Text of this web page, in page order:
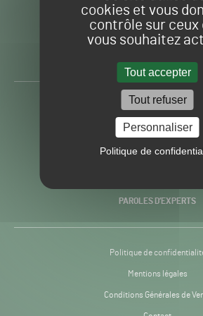
cookies et vous
contrôle sur ceux
vous souhaitez
Tout accepter
Tout refuser
Personnaliser
Politique de
Gazon
Sport
H24
-
Toute l’info autour
PRATIQUES
PAROLES D’EXPERTS
Politique de
Mentions légales
Conditions Générales de